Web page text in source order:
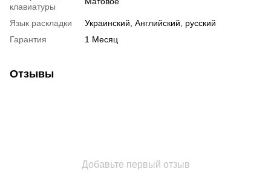
клавиатуры
Язык раскладки
Украинский, Английский, русский
Гарантия
1 Месяц
Отзывы
Добавьте первый отзыв